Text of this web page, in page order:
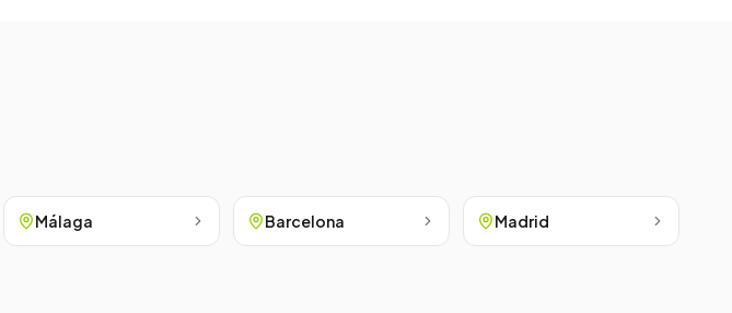
Málaga Barcelona Madrid